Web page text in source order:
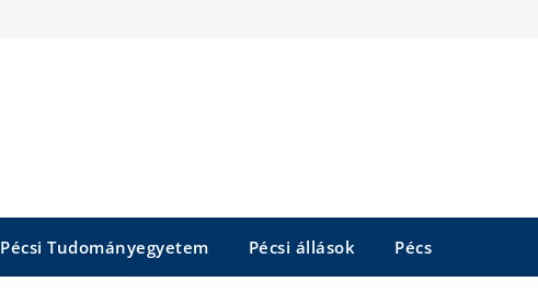
Pécsi Tudományegyetem Pécsi állások Pécs